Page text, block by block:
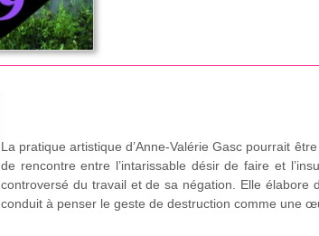
La pratique artistique d’Anne-Valérie Gasc pourrait
de rencontre entre l’intarissable désir de faire et
controversé du travail et de sa négation. Elle élabore
conduit à penser le geste de destruction comme une